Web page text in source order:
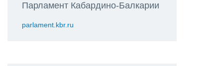
Парламент Кабардино-Балкарии
parlament.kbr.ru